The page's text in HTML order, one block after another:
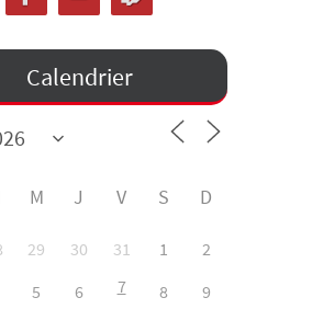
Calendrier
M J V S D
29 30 31 1
2
5 6 7 8
9